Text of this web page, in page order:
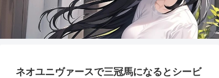
ネオユニヴァースで三冠馬になるとシービ